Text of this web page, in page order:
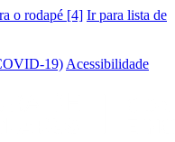
o rodapé [4] Ir para lista de
19) Acessibilidade